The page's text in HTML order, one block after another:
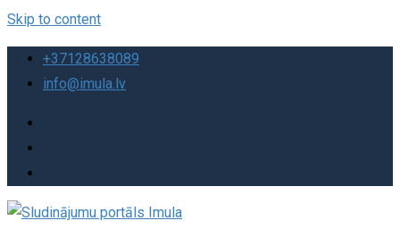
Skip to content
+37128638089
info@imula.lv